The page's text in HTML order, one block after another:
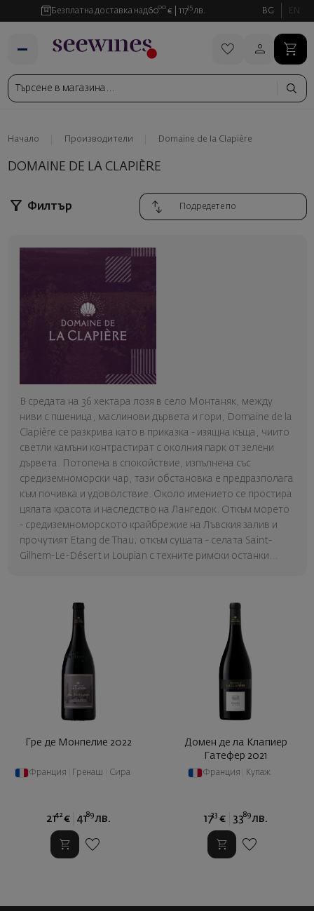
Безплатна доставка над6000 € 11735 лв. BG EN
Начало Производители Domaine de la Clapière
DOMAINE DE LA CLAPIÈRE
Филтър
В средата на 36 хектара лозя в село Монтаняк, между
ниви с пшеница, маслинови дървета и гори, Domaine de la
Clapière се разкрива като в приказка - изящна къща, чиито
светли камъни контрастират с околния парк от зелени
дървета. Потопена в спокойствие, изпълнена със
средиземноморски чар, тази обстановка е предразполага
към почивка и удоволствие. Около имението се простира
цялата красота и наследство на Лангедок. Откъм морето
- средиземноморското крайбрежие на Лъвския залив и
прочутият Etang de Thau; откъм сушата - селата Saint-
Gilhem-Le-Désert и Loupian с техните римски останки...
Гре де Монпелие 2022
Франция Гренаш Сира
2142 € 4189 лв.
Домен де ла Клапиер
Гатефер 2021
Франция Купаж
1733 € 3389 лв.